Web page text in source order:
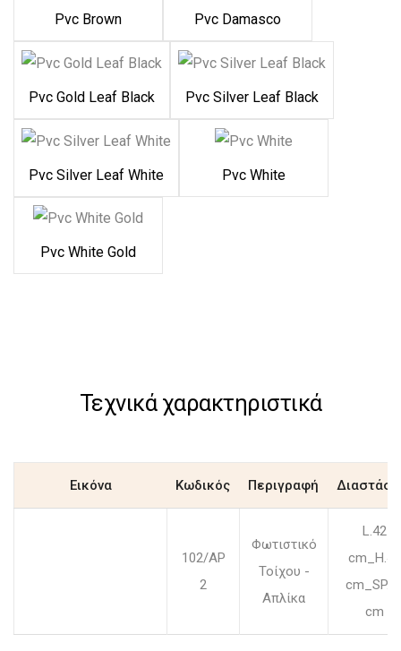
Pvc Brown Pvc Damasco
Pvc Gold Leaf Black Pvc Silver Leaf Black
Pvc Silver Leaf White Pvc White
Pvc White Gold
Τεχνικά χαρακτηριστικά
Εικόνα Κωδικός Περιγραφή
102/AP
2
Φωτιστικό
Τοίχου -
Απλίκα
L.42
cm_H.45
cm